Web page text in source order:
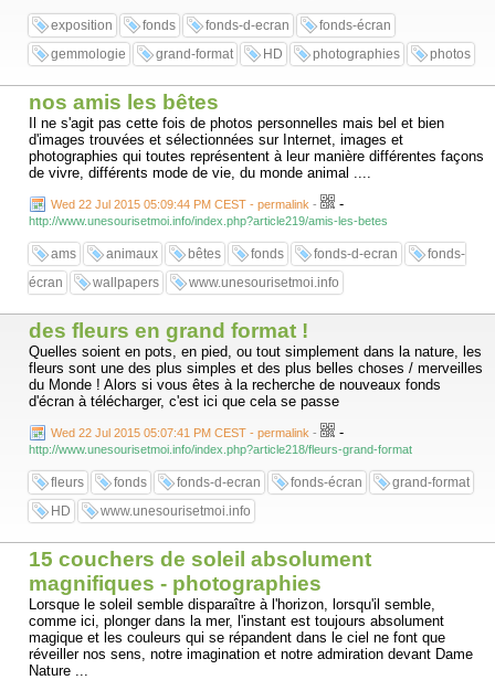
exposition fonds fonds-d-ecran
fonds-écran
gemmologie
grand-format HD photographies photos
nos amis les bêtes
Il ne s'agit pas cette fois de photos personnelles mais bel et bien
d'images trouvées et sélectionnées sur Internet, images et
photographies qui toutes représentent à leur manière différentes façons
de vivre, différents mode de vie, du monde animal ....
Wed 22 Jul 2015 05:09:44 PM CEST - permalink - -
http://www.unesourisetmoi.info/index.php?article219/amis-les-betes
ams animaux bêtes fonds fonds-d-ecran
fonds-
écran
wallpapers www.unesourisetmoi.info
des fleurs en grand format !
Quelles soient en pots, en pied, ou tout simplement dans la nature, les
fleurs sont une des plus simples et des plus belles choses / merveilles
du Monde ! Alors si vous êtes à la recherche de nouveaux fonds
d'écran à télécharger, c'est ici que cela se passe
Wed 22 Jul 2015 05:07:41 PM CEST - permalink - -
http://www.unesourisetmoi.info/index.php?article218/fleurs-grand-format
fleurs fonds fonds-d-ecran fonds-écran
grand-format
HD
www.unesourisetmoi.info
15 couchers de soleil absolument
magnifiques - photographies
Lorsque le soleil semble disparaître à l'horizon, lorsqu'il semble,
comme ici, plonger dans la mer, l'instant est toujours absolument
magique et les couleurs qui se répandent dans le ciel ne font que
réveiller nos sens, notre imagination et notre admiration devant Dame
Nature ...